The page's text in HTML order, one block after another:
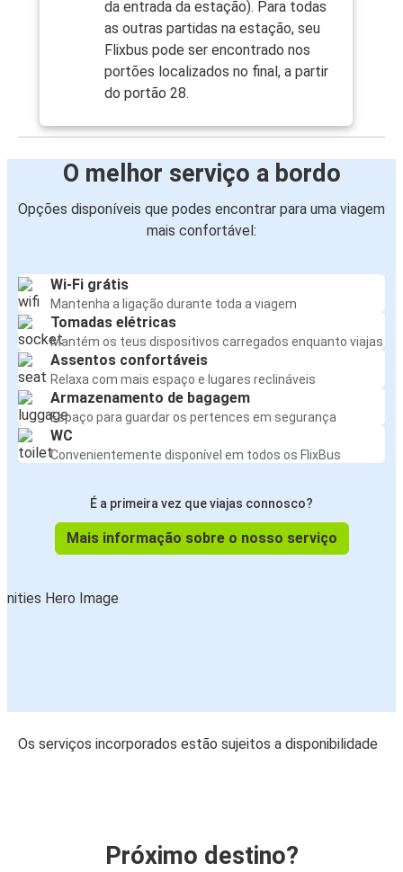
da entrada da estação). Para todas
as outras partidas na estação, seu
Flixbus pode ser encontrado nos
portões localizados no final, a partir
do portão 28.
O melhor serviço a bordo
Opções disponíveis que podes encontrar para uma viagem
mais confortável:
Wi-Fi grátis
Mantenha a ligação durante toda a viagem
Tomadas elétricas
Mantém os teus dispositivos carregados enquanto viajas
Assentos confortáveis
Relaxa com mais espaço e lugares reclináveis
Armazenamento de bagagem
Espaço para guardar os pertences em segurança
WC
Convenientemente disponível em todos os FlixBus
É a primeira vez que viajas connosco?
Mais informação sobre o nosso serviço
Os serviços incorporados estão sujeitos a disponibilidade
Próximo destino?